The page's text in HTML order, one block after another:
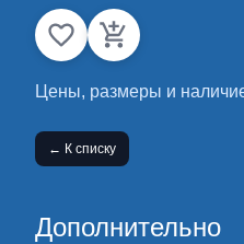
Цены, размеры и
← К списку
Дополнительно